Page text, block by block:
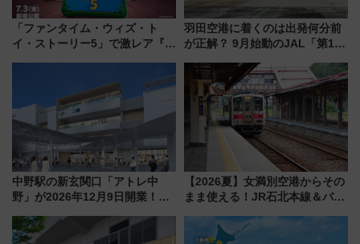
「ファンタイム・ウィズ・ト
イ・ストーリー5」で激レア『ロ
羽田空港に着くのは出発何分前
が正解？ 9月始動のJAL「第1タ
歩1キロ超え！ 知っておきたい
変更点まとめ
中野駅の新玄関口「アトレ中
野」が2026年12月9日開業！新
注目スポット
【2026夏】女満別空港からその
まま使える！JR石北本線＆バス
ーパス」でおトクに道東観光